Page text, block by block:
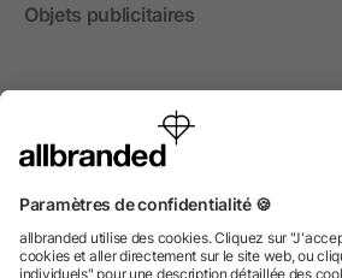
Objets publicitaires
International